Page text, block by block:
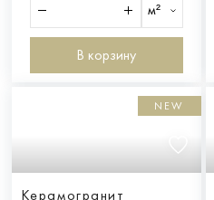
м²
В корзину
NEW
Керамогранит